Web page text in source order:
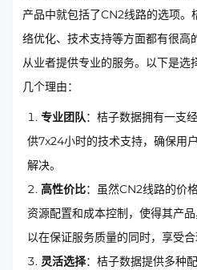
产品中就包括了CN2线路的选项。
络优化、技术支持等方面都有很高
从业者提供专业的服务。以下是选
几个理由：
专业团队：桔子数据拥有一支
供7x24小时的技术支持，确保用
解决。
高性价比：虽然CN2线路的价
资源配置和成本控制，使得其产
以在保证服务质量的同时，享受合
灵活选择：桔子数据提供多种